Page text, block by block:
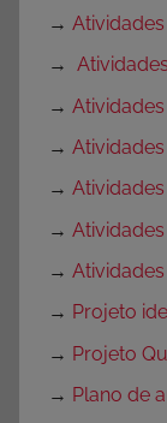
→
→
→
→
→
→
→
→ Projeto
→ Projeto
→ Plano de